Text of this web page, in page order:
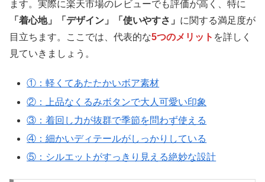
ます。実際に楽天市場のレビューでも評価が高く、特に
「着心地」「デザイン」「使いやすさ」 に関する満足度が
目立ちます。ここでは、代表的な5つのメリット を詳しく
見ていきましょう。
①：軽くてあたたかいボア素材
②：上品なくるみボタンで大人可愛い印象
③：着回し力が抜群で季節を問わず使える
④：細かいディテールがしっかりしている
⑤：シルエットがすっきり見える絶妙な設計